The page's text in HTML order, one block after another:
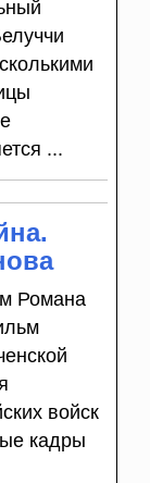
...
Романа
войск
кадры